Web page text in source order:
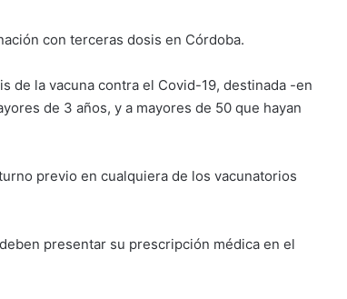
con terceras dosis en Córdoba.
de la vacuna contra el Covid-19, destinada -en
de 3 años, y a mayores de 50 que hayan
previo en cualquiera de los vacunatorios
presentar su prescripción médica en el